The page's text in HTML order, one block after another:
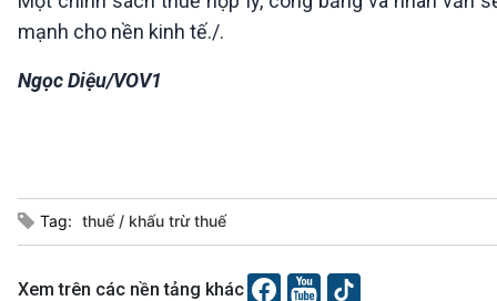
mạnh cho nền kinh tế./.
Ngọc Diệu/VOV1
Tag: thuế khấu trừ thuế
Xem trên các nền tảng khác